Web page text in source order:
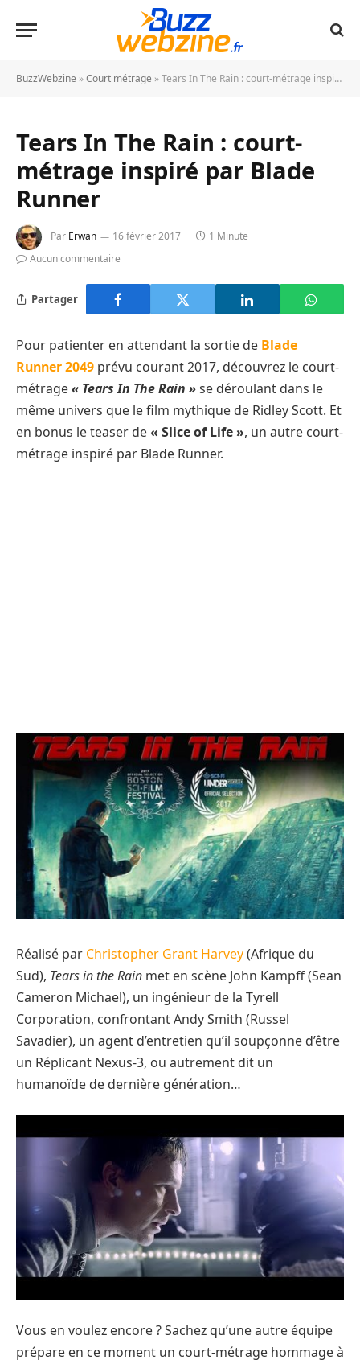
BuzzWebzine »Court métrage »Tears In The Rain : court-métrage inspiré par Blade Runner
Tears In The Rain : court-
métrage inspiré par Blade
Runner
Par Erwan 16 février 2017
1 Minute
Aucun commentaire
Partager
Pour patienter en attendant la sortie de Blade
Runner 2049 prévu courant 2017, découvrez le court-
métrage« Tears In The Rain »se déroulant dans le
même univers que le film mythique de Ridley Scott. Et
en bonus le teaser de« Slice of Life », un autre court-
métrage inspiré par Blade Runner.
Réalisé par Christopher Grant Harvey(Afrique du
Sud), Tears in the Rain met en scène John Kampff (Sean
Cameron Michael), un ingénieur de la Tyrell
Corporation, confrontant Andy Smith (Russel
Savadier), un agent d’entretien qu’il soupçonne d’être
un Réplicant Nexus-3, ou autrement dit un
humanoïde de dernière génération…
Vous en voulez encore ? Sachez qu’une autre équipe
prépare en ce moment un court-métrage hommage à